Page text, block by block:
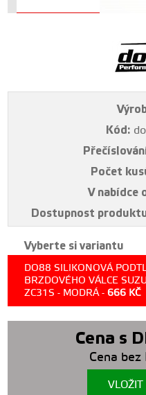
Kód:
Počet
V nabídce
Dostupnost
Vyberte si variantu
DO88 SILIKONOVÁ
BRZDOVÉHO VÁLCE
ZC31S - MODRÁ -666 KČ
Cena s
Cena bez
VLOŽIT